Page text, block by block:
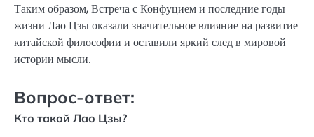
Таким образом, Встреча с Конфуцием и последние годы
жизни Лао Цзы оказали значительное влияние на развитие
китайской философии и оставили яркий след в мировой
истории мысли.
Вопрос-ответ:
Кто такой Лао Цзы?